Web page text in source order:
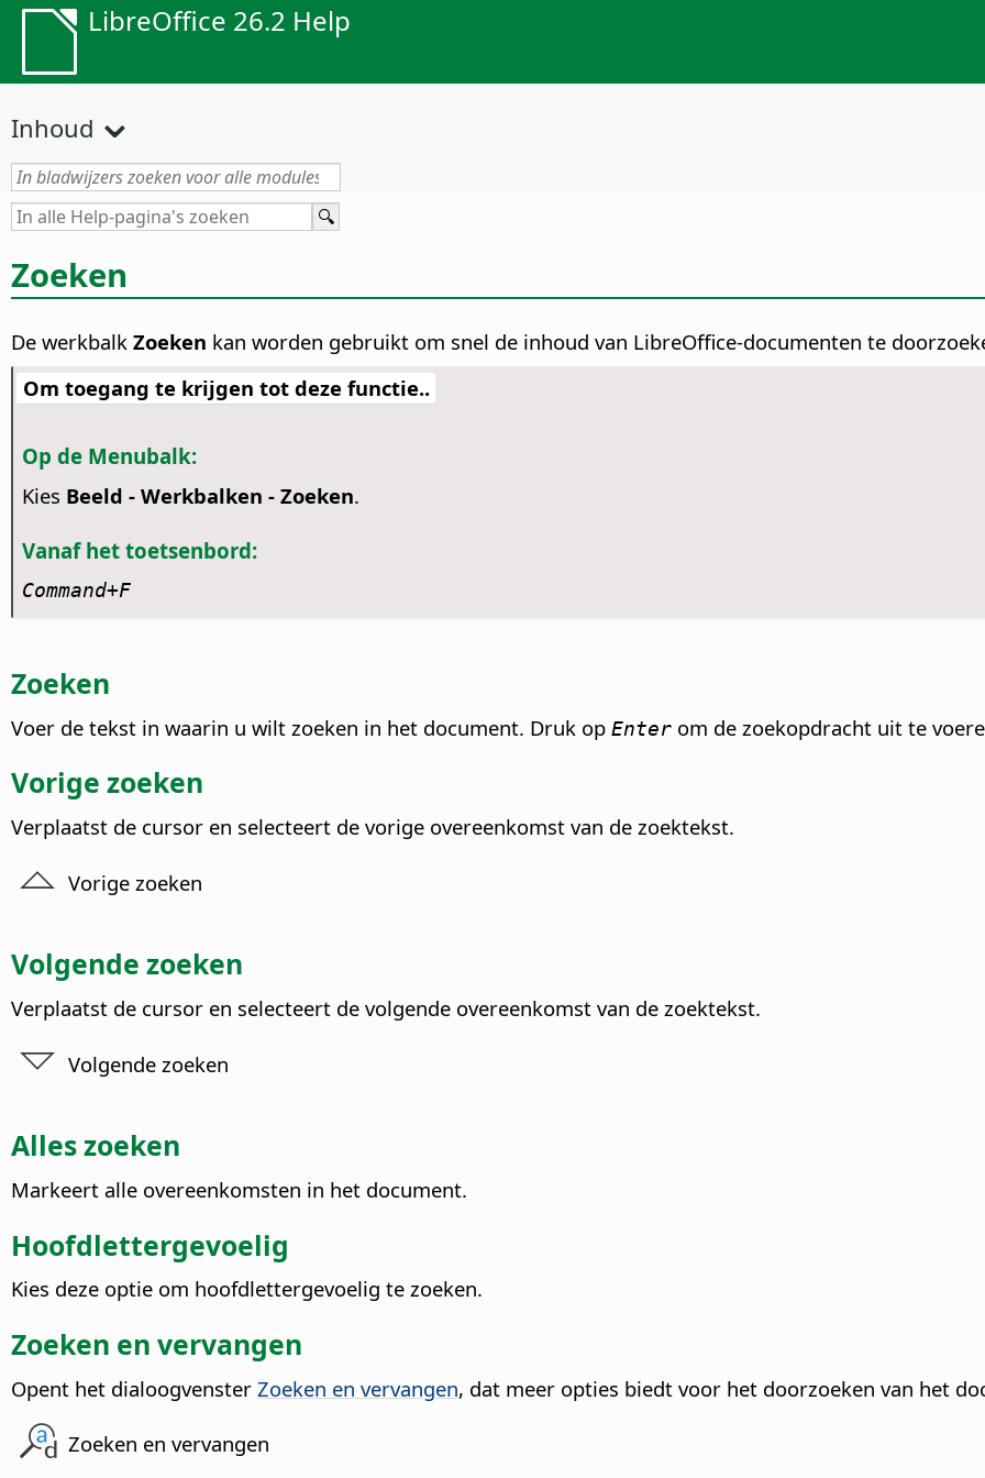
LibreOffice 26.2 Help
Inhoud
Zoeken
De werkbalk Zoeken kan worden gebruikt om snel de inhoud van LibreOffice-documenten te
Om toegang te krijgen tot deze functie..
Op de Menubalk:
Kies Beeld - Werkbalken - Zoeken.
Vanaf het toetsenbord:
Command+F
Zoeken
Voer de tekst in waarin u wilt zoeken in het document. Druk op Enter om de zoekopdracht uit te
Vorige zoeken
Verplaatst de cursor en selecteert de vorige overeenkomst van de zoektekst.
Vorige zoeken
Volgende zoeken
Verplaatst de cursor en selecteert de volgende overeenkomst van de zoektekst.
Volgende zoeken
Alles zoeken
Markeert alle overeenkomsten in het document.
Hoofdlettergevoelig
Kies deze optie om hoofdlettergevoelig te zoeken.
Zoeken en vervangen
Opent het dialoogvenster Zoeken en vervangen, dat meer opties biedt voor het doorzoeken van het
Zoeken en vervangen